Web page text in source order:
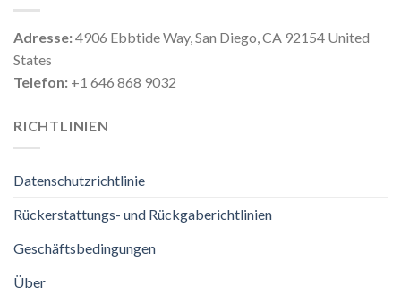
Adresse:4906 Ebbtide Way, San Diego, CA 92154 United
States
Telefon: +1 646 868 9032
RICHTLINIEN
Datenschutzrichtlinie
Rückerstattungs- und Rückgaberichtlinien
Geschäftsbedingungen
Über